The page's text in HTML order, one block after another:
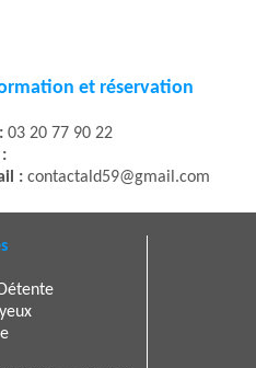
et réservation
03 20 77 90 22
:
: contactald59@gmail.com